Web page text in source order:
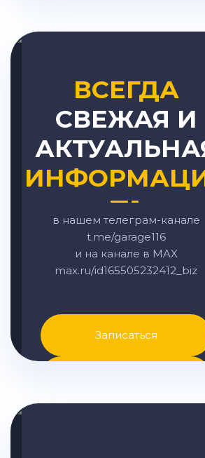
ВСЕГДА
СВЕЖАЯ И
в нашем телеграм-канале
t.me/garage116
и на канале в MAX
max.ru/id165505232412_biz
Записаться